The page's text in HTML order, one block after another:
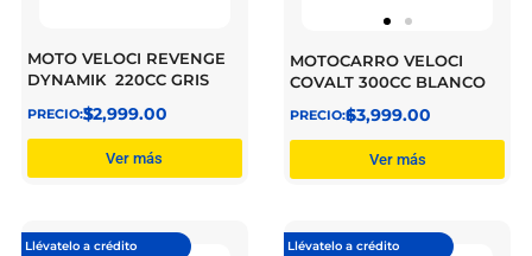
MOTO VELOCI REVENGE
DYNAMIK 220CC GRIS
$
32,999.00
Ver más
MOTOCARRO VELOCI
COVALT 300CC BLANCO
$
63,999.00
Ver más
Llévatelo a crédito Llévatelo a crédito